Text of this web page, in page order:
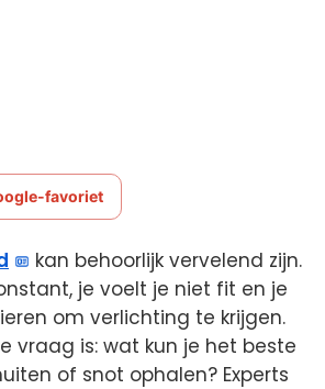
favoriet
kan behoorlijk vervelend zijn.
je voelt je niet fit en je
om verlichting te krijgen.
vraag is: wat kun je het beste
of snot ophalen? Experts